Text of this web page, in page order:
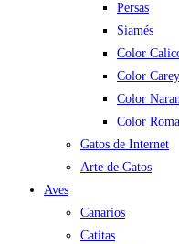
Persas
Siamés
Color
Color Carey
Color
Color
Gatos de Internet
Arte de Gatos
Aves
Canarios
Catitas